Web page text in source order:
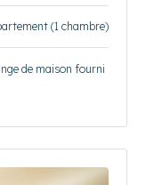
(1 chambre)
de maison fourni